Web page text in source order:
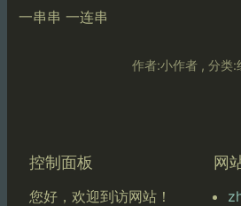
一串串 一连串
作者:小作者 , 分类
控制面板
您好，欢迎到访网站！
网